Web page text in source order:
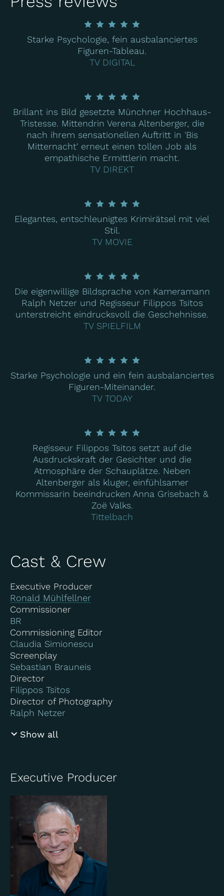
Starke Psychologie, fein ausbalanciertes
Figuren-Tableau.
TV DIGITAL
Brillant ins Bild gesetzte Münchner Hochhaus-
Tristesse. Mittendrin Verena Altenberger, die
nach ihrem sensationellen Auftritt in 'Bis
Mitternacht' erneut einen tollen Job als
empathische Ermittlerin macht.
TV DIREKT
Elegantes, entschleunigtes Krimirätsel mit viel
Stil.
TV MOVIE
Die eigenwillige Bildsprache von Kameramann
Ralph Netzer und Regisseur Filippos Tsitos
unterstreicht eindrucksvoll die Geschehnisse.
TV SPIELFILM
Starke Psychologie und ein fein ausbalanciertes
Figuren-Miteinander.
TV TODAY
Regisseur Filippos Tsitos setzt auf die
Ausdruckskraft der Gesichter und die
Atmosphäre der Schauplätze. Neben
Altenberger als kluger, einfühlsamer
Kommissarin beeindrucken Anna Grisebach &
Zoë Valks.
Tittelbach
Cast & Crew
Executive Producer
Ronald Mühlfellner
Commissioner
BR
Commissioning Editor
Claudia Simionescu
Screenplay
Sebastian Brauneis
Director
Filippos Tsitos
Director of Photography
Ralph Netzer
Show all
Executive Producer